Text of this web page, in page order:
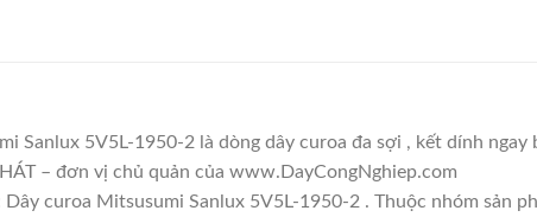
Sanlux 5V5L-1950-2 là dòng dây curoa đa sợi , kết dính
– đơn vị chủ quản của www.DayCongNghiep.com
curoa Mitsusumi Sanlux 5V5L-1950-2 . Thuộc nhóm sản